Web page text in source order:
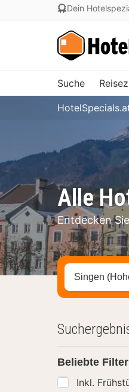
Dein
Suche
Alle
Entdecken
Stadt,
Beliebte Filter
Inkl.